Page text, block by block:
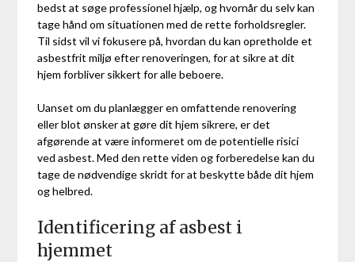
bedst at søge professionel hjælp, og hvornår du selv kan
tage hånd om situationen med de rette forholdsregler.
Til sidst vil vi fokusere på, hvordan du kan opretholde et
asbestfrit miljø efter renoveringen, for at sikre at dit
hjem forbliver sikkert for alle beboere.
Uanset om du planlægger en omfattende renovering
eller blot ønsker at gøre dit hjem sikrere, er det
afgørende at være informeret om de potentielle risici
ved asbest. Med den rette viden og forberedelse kan du
tage de nødvendige skridt for at beskytte både dit hjem
og helbred.
Identificering af asbest i
hjemmet